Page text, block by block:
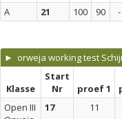
A
21 100 90 -
► orweja working test
Klasse
Start
Nr
proef 1
Open III
17 11